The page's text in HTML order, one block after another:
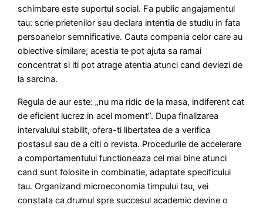
schimbare este suportul social. Fa public angajamentul
tau: scrie prietenilor sau declara intentia de studiu in fata
persoanelor semnificative. Cauta compania celor care au
obiective similare; acestia te pot ajuta sa ramai
concentrat si iti pot atrage atentia atunci cand deviezi de
la sarcina.
Regula de aur este: „nu ma ridic de la masa, indiferent cat
de eficient lucrez in acel moment”. Dupa finalizarea
intervalului stabilit, ofera-ti libertatea de a verifica
postasul sau de a citi o revista. Procedurile de accelerare
a comportamentului functioneaza cel mai bine atunci
cand sunt folosite in combinatie, adaptate specificului
tau. Organizand microeconomia timpului tau, vei
constata ca drumul spre succesul academic devine o